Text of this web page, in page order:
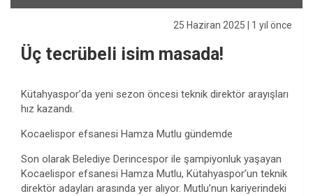
25 Haziran 2025 | 1 yıl önce
Üç tecrübeli isim masada!
Kütahyaspor’da yeni sezon öncesi teknik direktör arayışları
hız kazandı.
Kocaelispor efsanesi Hamza Mutlu gündemde
Son olarak Belediye Derincespor ile şampiyonluk yaşayan
Kocaelispor efsanesi Hamza Mutlu, Kütahyaspor’un teknik
direktör adayları arasında yer alıyor. Mutlu’nun kariyerindeki